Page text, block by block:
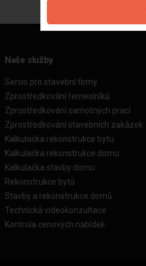
Naše služby
Servis pro stavební firmy
Zprostředkování řemeslníků
Zprostředkování samotných prací
Zprostředkování stavebních zakázek
Kalkulačka rekonstrukce bytu
Kalkulačka rekonstrukce domu
Kalkulačka stavby domu
Rekonstrukce bytů
Stavby a rekonstrukce domů
Technická videokonzultace
Kontrola cenových nabídek